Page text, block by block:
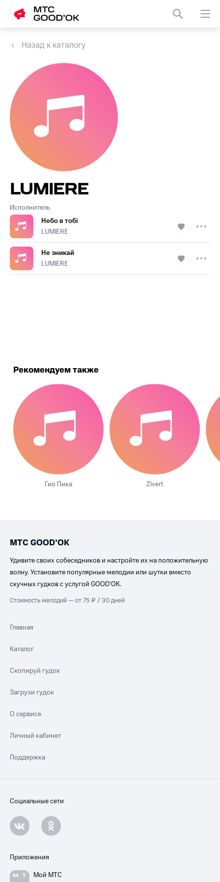
Назад к каталогу
Исполнитель
LUMIERE
Небо в тобі
LUMIERE
Не зникай
LUMIERE
Рекомендуем также
Гио Пика Zivert
МТС GOOD’OK
Удивите своих собеседников и настройте их на положительную
волну. Установите популярные мелодии или шутки вместо
скучных гудков с услугой GOOD’OK.
Стоимость мелодий — от 75 ₽ / 30 дней
Главная
Каталог
Скопируй гудок
Загрузи гудок
О сервисе
Личный кабинет
Поддержка
Социальные сети
Приложения
Мой МТС